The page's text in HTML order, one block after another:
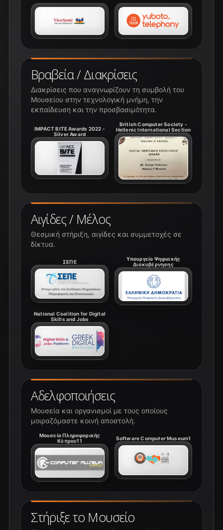
Αδελφοποιήσεις
Μουσεία και οργανισμοί με τους οποίους
μοιραζόμαστε κοινή αποστολή.
Μουσείο Πληροφορικής
Κύπρου11
Software Computer Museum1
Αιγίδες / Μέλος
Θεσμική στήριξη, αιγίδες και συμμετοχές σε
δίκτυα.
ΣΕΠΕ
Υπουργείο Ψηφιακής
Διακυβέρνησης
National Coalition for Digital
Skills and Jobs
Βραβεία / Διακρίσεις
Διακρίσεις που αναγνωρίζουν τη συμβολή του
Μουσείου στην τεχνολογική μνήμη, την
εκπαίδευση και την προσβασιμότητα.
IMPACT BITE Awards 2022 -
Silver Award
British Computer Society -
Hellenic International Section
Στήριξε το Μουσείο